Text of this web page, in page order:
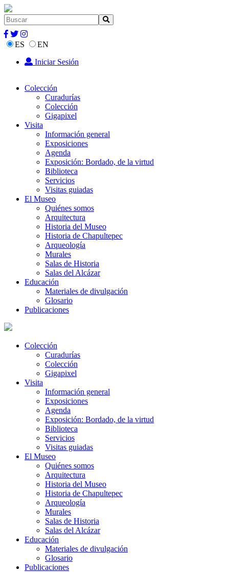
ES
EN
Iniciar Sesión
Colección
Curadurías
Colección
Gigapixel
Visita
Información general
Exposiciones
Agenda
Exposición: Bordado, de la virtud
Biblioteca
Servicios
Visitas guiadas
El Museo
Quiénes somos
Arquitectura
Historia del Museo
Historia de Chapultepec
Arqueología
Murales
Salas de Historia
Salas del Alcázar
Educación
Materiales de divulgación
Glosario
Publicaciones
Colección
Curadurías
Colección
Gigapixel
Visita
Información general
Exposiciones
Agenda
Exposición: Bordado, de la virtud
Biblioteca
Servicios
Visitas guiadas
El Museo
Quiénes somos
Arquitectura
Historia del Museo
Historia de Chapultepec
Arqueología
Murales
Salas de Historia
Salas del Alcázar
Educación
Materiales de divulgación
Glosario
Publicaciones